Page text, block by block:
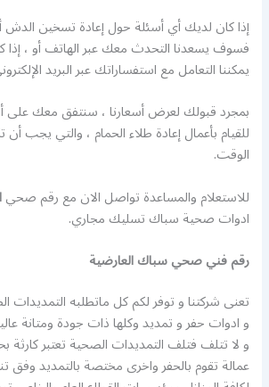
إذا كان لديك أي أسئلة حول إعادة تسخين الدش
فسوف يسعدنا التحدث معك عبر الهاتف أو ،
يمكننا التعامل مع استفساراتك عبر البريد
بمجرد قبولك لعرض أسعارنا ، سنتفق معك على
للقيام بأعمال إعادة طلاء الحمام ، والتي
الوقت.
للاستعلام والمساعدة تواصل الان مع رقم صحي
ادوات صحية سباك تسليك مجاري.
رقم فني صحي سباك العارضية
تعنى شركتنا و توفر لكم كل ماتطلبه
و ادوات حفر و تمديد وكلها ذات جودة ومتانة
و لا تتلف فتلف التمديدات الصحية تعتبر كارثة
عمالة تقوم بالحفر واخرى مختصة بالتمديد